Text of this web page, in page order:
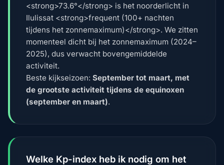
<strong>73.6°</strong> is het noorderlicht in
Ilulissat <strong>frequent (100+ nachten
tijdens het zonnemaximum)</strong>. We zitten
momenteel dicht bij het zonnemaximum (2024–
2025), dus verwacht bovengemiddelde
activiteit.
Beste kijkseizoen: September tot maart, met
de grootste activiteit tijdens de equinoxen
(september en maart).
Welke Kp-index heb ik nodig om het